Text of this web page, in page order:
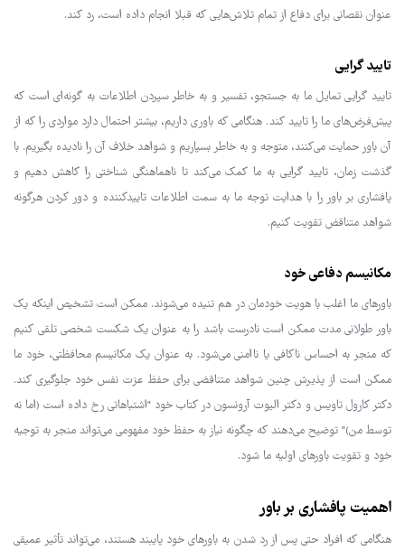
عنوان نقصانی برای دفاع از تمام تلاش‌هایی که قبلا انجام داده است، رد کند.
تایید گرایی
تایید گرایی تمایل ما به جستجو، تفسیر و به خاطر سپردن اطلاعات به گونه‌ای است که
پیش‌فرض‌های ما را تایید کند. هنگامی که باوری داریم، بیشتر احتمال دارد مواردی را که از
آن باور حمایت می‌کنند، متوجه و به خاطر بسپاریم و شواهد خلاف آن را نادیده بگیریم. با
گذشت زمان، تایید گرایی به ما کمک می‌کند تا ناهماهنگی شناختی را کاهش دهیم و
پافشاری بر باور را با هدایت توجه ما به سمت اطلاعات تاییدکننده و دور کردن هرگونه
شواهد متناقض تقویت کنیم.
مکانیسم دفاعی خود
باورهای ما اغلب با هویت خودمان در هم تنیده می‌شوند. ممکن است تشخیص اینکه یک
باور طولانی مدت ممکن است نادرست باشد را به عنوان یک شکست شخصی تلقی کنیم
که منجر به احساس ناکافی یا ناامنی می‌شود. به عنوان یک مکانیسم محافظتی، خود ما
ممکن است از پذیرش چنین شواهد متناقضی برای حفظ عزت نفس خود جلوگیری کند.
دکتر کارول تاویس و دکتر الیوت آرونسون در کتاب خود "اشتباهاتی رخ داده است (اما نه
توسط من)" توضیح می‌دهند که چگونه نیاز به حفظ خود مفهومی می‌تواند منجر به توجیه
خود و تقویت باورهای اولیه ما شود.
اهمیت پافشاری بر باور
هنگامی که افراد حتی پس از رد شدن به باورهای خود پایبند هستند، می‌تواند تأثیر عمیقی